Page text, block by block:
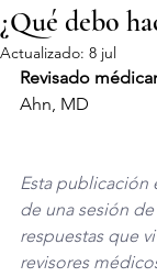
¿Qué debo
Actualizado: 8 jul
Revisado
Ahn, MD
Esta publicación
de una sesión
respuestas que
revisores